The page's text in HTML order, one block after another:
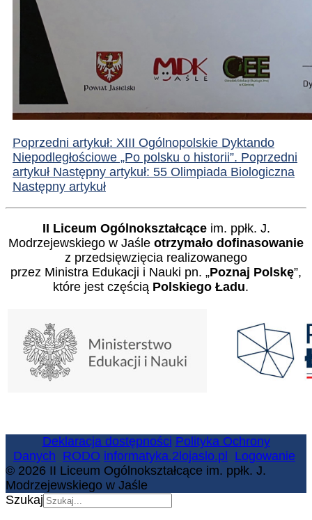
Poprzedni artykuł: XIII Ogólnopolskie Dyktando
Niepodległościowe „Po polsku o historii”. Poprzedni
artykuł Następny artykuł: 55 Olimpiada Biologiczna
Następny artykuł
II Liceum Ogólnokształcąceim. ppłk. J.
Modrzejewskiego w Jaśle otrzymało dofinasowanie
z przedsięwzięcia realizowanego
przez Ministra Edukacji i Nauki pn. „Poznaj Polskę”,
które jest częścią Polskiego Ładu.
Deklaracja dostępności Polityka Ochrony
Danych RODO informatyka.2lojaslo.pl
Logowanie
© 2026 II Liceum Ogólnokształcące im. ppłk. J.
Modrzejewskiego w Jaśle
Szukaj